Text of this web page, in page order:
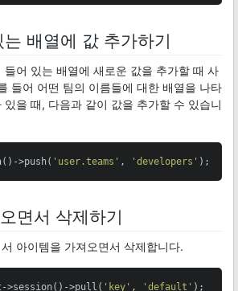
배열에 값 추가하기
들어 있는 배열에 새로운 값을 추가할 때 사
들어 어떤 팀의 이름들에 대한 배열을 나타
있을 때, 다음과 같이 값을 추가할 수 있습니
>push( 'user.teams' , 'developers' );
면서 삭제하기
아이템을 가져오면서 삭제합니다.
>session()->pull( 'key' , 'default' );